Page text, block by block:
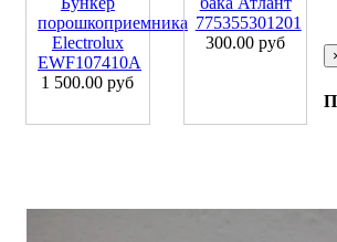
порошкоприемника
Electrolux
EWF107410A
1 500.00 руб
775355301201
300.00 руб